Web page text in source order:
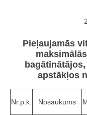
Pieļaujamās
apstākļos
Nr.p.k. Nosaukums